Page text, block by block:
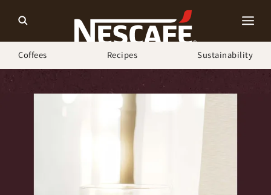
Coffees Recipes Sustainability
簡単！ピーチティーソーダ